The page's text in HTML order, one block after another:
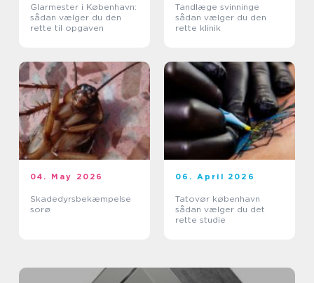
Glarmester i København:
sådan vælger du den
rette til opgaven
Tandlæge svinninge
sådan vælger du den
rette klinik
04. May 2026
Skadedyrsbekæmpelse
sorø
06. April 2026
Tatovør københavn
sådan vælger du det
rette studie